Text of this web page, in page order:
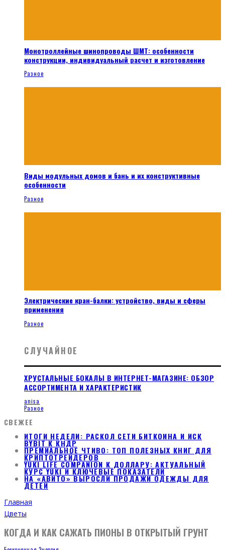
Монотроллейные шинопроводы ШМТ: особенности
конструкции, индивидуальный расчет и изготовление
Разное
Виды модульных домов и бань и их конструктивные
особенности
Разное
Электрические кран-балки: устройство, виды и сферы
применения
Разное
СЛУЧАЙНОЕ
ХРУСТАЛЬНЫЕ БОКАЛЫ В ИНТЕРНЕТ-МАГАЗИНЕ: ОБЗОР
АССОРТИМЕНТА И ХАРАКТЕРИСТИК
anisa
Разное
СВЕЖЕЕ
ИТОГИ НЕДЕЛИ: РАСКОЛ СЕТИ БИТКОИНА И ИСК
BYBIT К КНДР
ПРЕМИАЛЬНОЕ ЧТИВО: ТОП ПОЛЕЗНЫХ КНИГ ДЛЯ
КРИПТОТРЕЙДЕРОВ
YUKI LIFE COMPANION К ДОЛЛАРУ: АКТУАЛЬНЫЙ
КУРС YUKI И КЛЮЧЕВЫЕ ПОКАЗАТЕЛИ
НА «АВИТО» ВЫРОСЛИ ПРОДАЖИ ОДЕЖДЫ ДЛЯ
ДЕТЕЙ
Главная
Цветы
КОГДА И КАК САЖАТЬ ПИОНЫ В ОТКРЫТЫЙ ГРУНТ